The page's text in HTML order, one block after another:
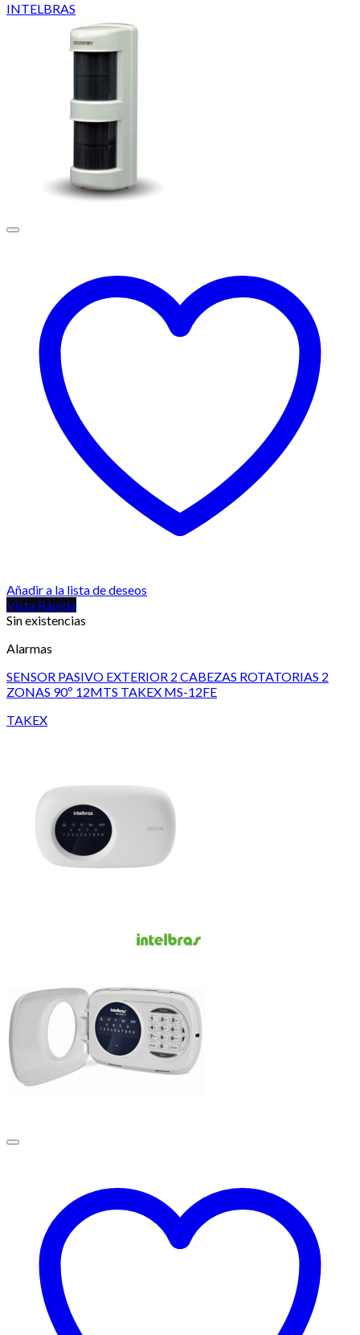
INTELBRAS
Añadir a la lista de deseos
Vista Rápida
Sin existencias
Alarmas
SENSOR PASIVO EXTERIOR 2 CABEZAS ROTATORIAS 2
ZONAS 90º 12MTS TAKEX MS-12FE
TAKEX